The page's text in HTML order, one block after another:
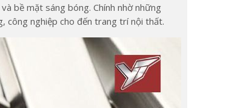
bề mặt sáng bóng. Chính nhờ những
công nghiệp cho đến trang trí nội thất.